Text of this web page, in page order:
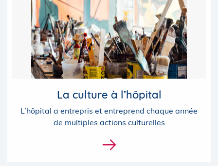
La culture à l’hôpital
L’hôpital a entrepris et entreprend chaque année
de multiples actions culturelles